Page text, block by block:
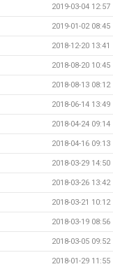
2019-03-04 12:57
2019-01-02 08:45
2018-12-20 13:41
2018-08-20 10:45
2018-08-13 08:12
2018-06-14 13:49
2018-04-24 09:14
2018-04-16 09:13
2018-03-29 14:50
2018-03-26 13:42
2018-03-21 10:12
2018-03-19 08:56
2018-03-05 09:52
2018-01-29 11:55